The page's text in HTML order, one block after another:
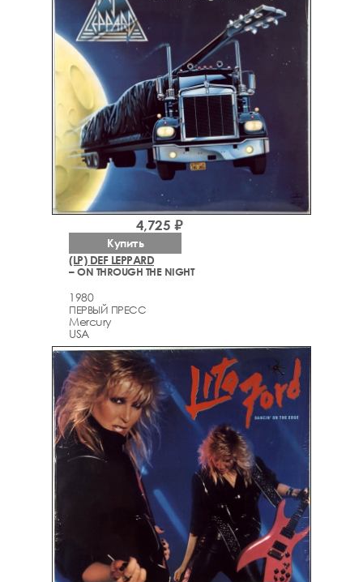
(LP) DEF LEPPARD
– ON THROUGH THE NIGHT
1980
ПЕРВЫЙ ПРЕСС
Mercury
USA
4,725 ₽
Купить